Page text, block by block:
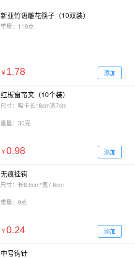
新亚竹语雕花筷子（10双装）
重量：119克
￥ 1.78 添加
红板窗帘夹（10个装）
尺寸：吸卡长18cm宽7cm
重量：30克
￥0.98 添加
无痕挂钩
尺寸：长8.6cm*宽7.6cm
重量：9克
￥0.24 添加
中号钩针